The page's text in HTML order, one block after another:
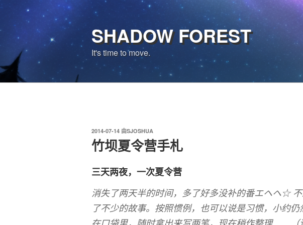
跳
内
SHADOW FOREST
It's time to move.
发
布
于
2014-07-14 由SJOSHUA
竹坝夏令营手札
三天两夜，一次夏令营
消失了两天半的时间，多了好多没补的番エヘヘ☆
了不少的故事。按照惯例，也可以说是习惯，小约